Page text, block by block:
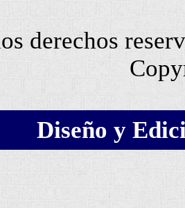
derechos
Diseño y